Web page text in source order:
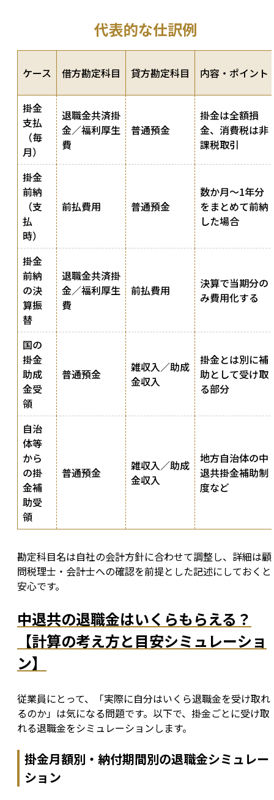
ケース 借方勘定科目 貸方勘定科目 内容・ポイント
掛金
支払
（毎
月）
退職金共済掛
金／福利厚生
費
普通預金
掛金は全額損
金、消費税は非
課税取引
掛金
前納
（支
払
時）
前払費用 普通預金
数か月〜1年分
をまとめて前納
した場合
掛金
前納
の決
算振
替
退職金共済掛
金／福利厚生
費
前払費用
決算で当期分の
み費用化する
国の
掛金
助成
金受
領
普通預金
雑収入／助成
金収入
掛金とは別に補
助として受け取
る部分
自治
体等
から
の掛
金補
助受
領
普通預金
雑収入／助成
金収入
地方自治体の中
退共掛金補助制
度など
代表的な仕訳例
勘定科目名は自社の会計方針に合わせて調整し、詳細は顧
問税理士・会計士への確認を前提とした記述にしておくと
安心です。
中退共の退職金はいくらもらえる？
【計算の考え方と目安シミュレーショ
ン】
従業員にとって、「実際に自分はいくら退職金を受け取れ
るのか」は気になる問題です。以下で、掛金ごとに受け取
れる退職金をシミュレーションします。
掛金月額別・納付期間別の退職金シミュレー
ション